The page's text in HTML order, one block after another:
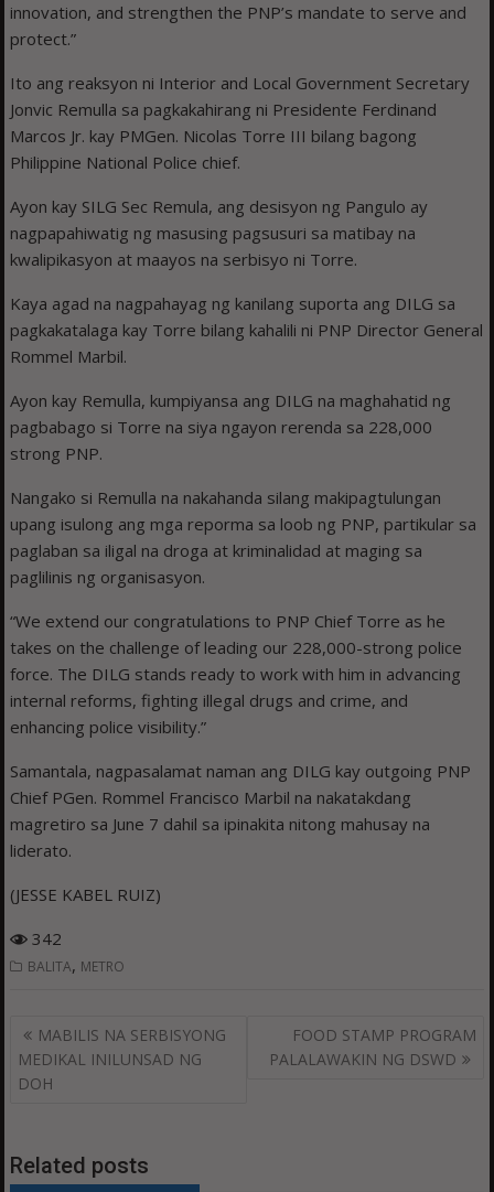
innovation, and strengthen the PNP’s mandate to serve and
protect.”
Ito ang reaksyon ni Interior and Local Government Secretary
Jonvic Remulla sa pagkakahirang ni Presidente Ferdinand
Marcos Jr. kay PMGen. Nicolas Torre III bilang bagong
Philippine National Police chief.
Ayon kay SILG Sec Remula, ang desisyon ng Pangulo ay
nagpapahiwatig ng masusing pagsusuri sa matibay na
kwalipikasyon at maayos na serbisyo ni Torre.
Kaya agad na nagpahayag ng kanilang suporta ang DILG sa
pagkakatalaga kay Torre bilang kahalili ni PNP Director General
Rommel Marbil.
Ayon kay Remulla, kumpiyansa ang DILG na maghahatid ng
pagbabago si Torre na siya ngayon rerenda sa 228,000
strong PNP.
Nangako si Remulla na nakahanda silang makipagtulungan
upang isulong ang mga reporma sa loob ng PNP, partikular sa
paglaban sa iligal na droga at kriminalidad at maging sa
paglilinis ng organisasyon.
“We extend our congratulations to PNP Chief Torre as he
takes on the challenge of leading our 228,000-strong police
force. The DILG stands ready to work with him in advancing
internal reforms, fighting illegal drugs and crime, and
enhancing police visibility.”
Samantala, nagpasalamat naman ang DILG kay outgoing PNP
Chief PGen. Rommel Francisco Marbil na nakatakdang
magretiro sa June 7 dahil sa ipinakita nitong mahusay na
liderato.
(JESSE KABEL RUIZ)
342
BALITA, METRO
Post
navigation
MABILIS NA SERBISYONG
MEDIKAL INILUNSAD NG
DOH
FOOD STAMP PROGRAM
PALALAWAKIN NG DSWD
Related posts